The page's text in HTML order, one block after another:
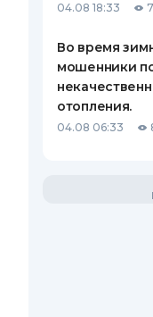
04.08 18:33
Во время
мошенники
отопления.
04.08 06:33